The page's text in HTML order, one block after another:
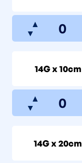
▲
▼
14G x 10cm
▲
▼
14G x 20cm